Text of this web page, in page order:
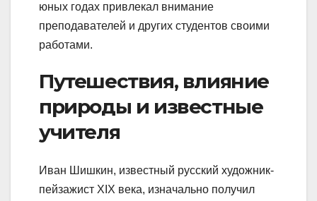
юных годах привлекал внимание
преподавателей и других студентов своими
работами.
Путешествия, влияние
природы и известные
учителя
Иван Шишкин, известный русский художник-
пейзажист XIX века, изначально получил